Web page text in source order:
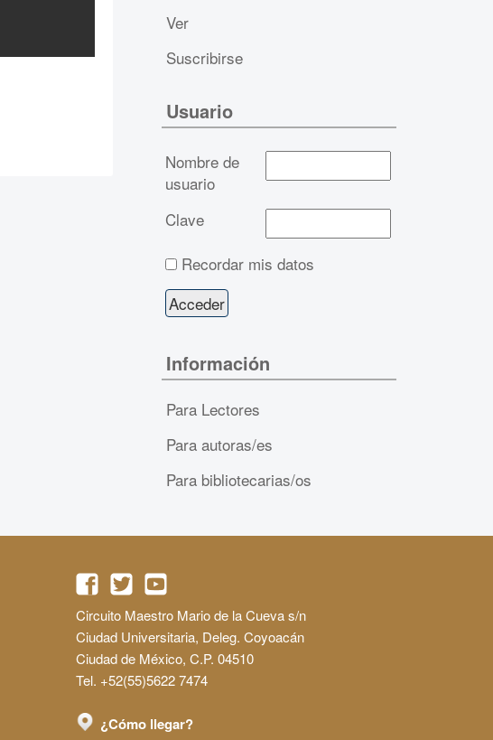
Ver
Suscribirse
Usuario
Nombre de
usuario
Clave
Recordar mis datos
Información
Para Lectores
Para autoras/es
Para bibliotecarias/os
Circuito Maestro Mario de la Cueva s/n
Ciudad Universitaria, Deleg. Coyoacán
Ciudad de México, C.P. 04510
Tel. +52(55)5622 7474
¿Cómo llegar?